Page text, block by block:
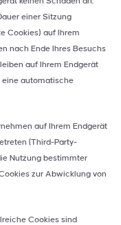
einer Sitzung
Cookies) auf Ihrem
nach Ende Ihres Besuchs
auf Ihrem Endgerät
eine automatische
auf Ihrem Endgerät
(Third-Party-
Nutzung bestimmter
zur Abwicklung von
Cookies sind